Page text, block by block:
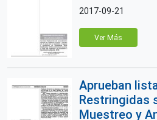
2017-09-21
Ver Más
Aprueban
Restringidas
Muestreo y